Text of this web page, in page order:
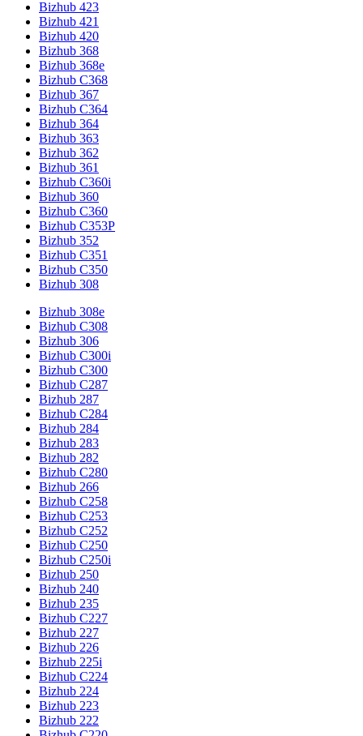
Bizhub 423
Bizhub 421
Bizhub 420
Bizhub 368
Bizhub 368e
Bizhub C368
Bizhub 367
Bizhub C364
Bizhub 364
Bizhub 363
Bizhub 362
Bizhub 361
Bizhub C360i
Bizhub 360
Bizhub C360
Bizhub C353P
Bizhub 352
Bizhub C351
Bizhub C350
Bizhub 308
Bizhub 308e
Bizhub C308
Bizhub 306
Bizhub C300i
Bizhub C300
Bizhub C287
Bizhub 287
Bizhub C284
Bizhub 284
Bizhub 283
Bizhub 282
Bizhub C280
Bizhub 266
Bizhub C258
Bizhub C253
Bizhub C252
Bizhub C250
Bizhub C250i
Bizhub 250
Bizhub 240
Bizhub 235
Bizhub C227
Bizhub 227
Bizhub 226
Bizhub 225i
Bizhub C224
Bizhub 224
Bizhub 223
Bizhub 222